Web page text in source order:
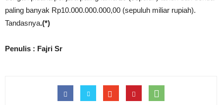
paling banyak Rp10.000.000.000,00 (sepuluh miliar rupiah).
Tandasnya.(*)
Penulis : Fajri Sr